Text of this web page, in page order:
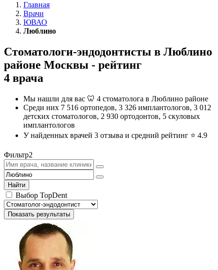
Главная
Врачи
ЮВАО
Люблино
Стоматологи-эндодонтисты в Люблино
районе Москвы - рейтинг
4 врача
Мы нашли для вас 🦷 4 стоматолога в Люблино районе
Среди них 7 516 ортопедов, 3 326 имплантологов, 3 012
детских стоматологов, 2 930 ортодонтов, 5 скуловых
имплантологов
У найденных врачей 3 отзыва и средний рейтинг ⭐️ 4.9
Фильтр2
Найти
Выбор TopDent
Показать результаты